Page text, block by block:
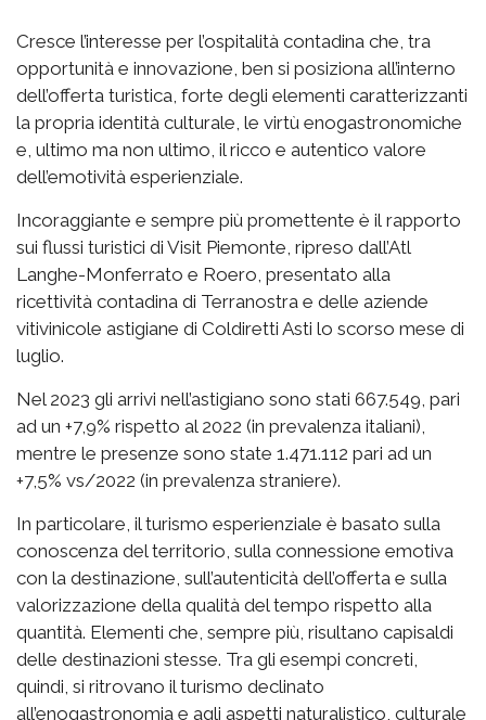
Cresce l’interesse per l’ospitalità contadina che, tra
opportunità e innovazione, ben si posiziona all’interno
dell’offerta turistica, forte degli elementi caratterizzanti
la propria identità culturale, le virtù enogastronomiche
e, ultimo ma non ultimo, il ricco e autentico valore
dell’emotività esperienziale.
Incoraggiante e sempre più promettente è il rapporto
sui flussi turistici di Visit Piemonte, ripreso dall’Atl
Langhe-Monferrato e Roero, presentato alla
ricettività contadina di Terranostra e delle aziende
vitivinicole astigiane di Coldiretti Asti lo scorso mese di
luglio.
Nel 2023 gli arrivi nell’astigiano sono stati 667.549, pari
ad un +7,9% rispetto al 2022 (in prevalenza italiani),
mentre le presenze sono state 1.471.112 pari ad un
+7,5% vs/2022 (in prevalenza straniere).
In particolare, il turismo esperienziale è basato sulla
conoscenza del territorio, sulla connessione emotiva
con la destinazione, sull’autenticità dell’offerta e sulla
valorizzazione della qualità del tempo rispetto alla
quantità. Elementi che, sempre più, risultano capisaldi
delle destinazioni stesse. Tra gli esempi concreti,
quindi, si ritrovano il turismo declinato
all’enogastronomia e agli aspetti naturalistico, culturale